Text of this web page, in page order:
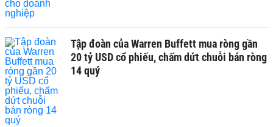
Tập đoàn của Warren Buffett mua ròng gần
20 tỷ USD cổ phiếu, chấm dứt chuỗi bán ròng
14 quý